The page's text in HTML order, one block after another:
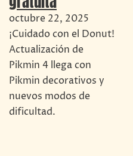
octubre 22, 2025
¡Cuidado con el Donut!
Actualización de
Pikmin 4 llega con
Pikmin decorativos y
nuevos modos de
dificultad.